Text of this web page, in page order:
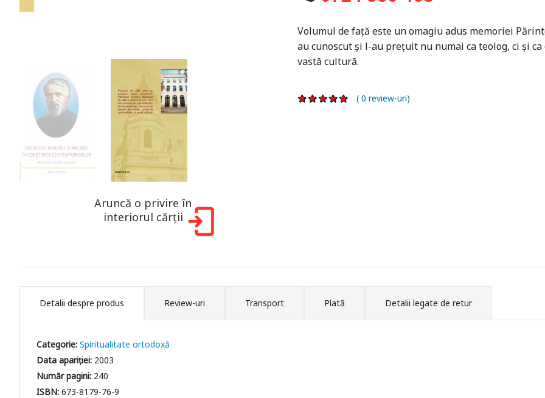
Aruncă o privire în
interiorul cărții
Volumul de față este un omagiu adus memoriei
au cunoscut și l-au prețuit nu numai ca teolog, ci și
vastă cultură.
( 0 review-uri)
Detalii despre produs Review-uri Transport Plată Detalii legate de retur
Categorie:Spiritualitate ortodoxă
Data apariției: 2003
Număr pagini: 240
ISBN:673-8179-76-9